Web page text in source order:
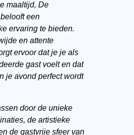
maaltijd, De
een
ervaring te bieden.
en attente
ervoor dat je je als
gast voelt en dat
je avond perfect wordt
door de unieke
de artistieke
de gastvrije sfeer van